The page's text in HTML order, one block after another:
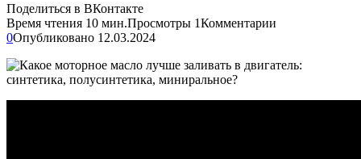
Поделиться в ВКонтакте
Время чтения 10 мин.Просмотры 1Комментарии
0Опубликовано 12.03.2024